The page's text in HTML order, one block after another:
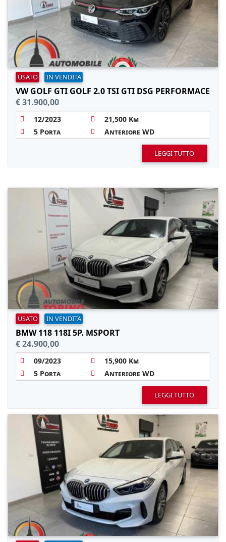
USATO IN VENDITA
VW GOLF GTI GOLF 2.0 TSI GTI DSG PERFORMACE
€ 31.900,00
12/2023
21,500 Km
5 Porta
Anteriore WD
LEGGI TUTTO
USATO IN VENDITA
BMW 118 118I 5P. MSPORT
€ 24.900,00
09/2023
15,900 Km
5 Porta
Anteriore WD
LEGGI TUTTO